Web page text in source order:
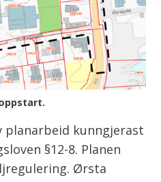
planarbeid kunngjerast
§12-8. Planen
Ørsta